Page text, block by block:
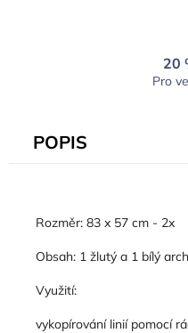
20
Pro
POPIS
Rozměr: 83 x 57 cm - 2x
Obsah: 1 žlutý a 1 bílý arch
Využití:
vykopírování linií pomocí